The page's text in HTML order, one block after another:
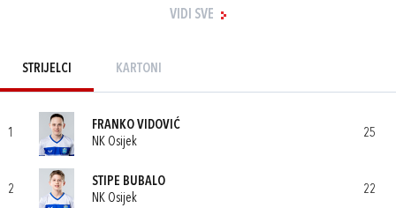
VIDI SVE
STRIJELCI KARTONI
1
FRANKO VIDOVIĆ
NK Osijek
25
2
STIPE BUBALO
NK Osijek
22